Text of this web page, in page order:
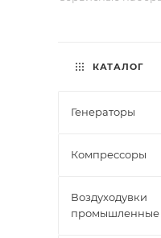
КАТАЛОГ
Генераторы
Компрессоры
Воздуходувки
промышленные